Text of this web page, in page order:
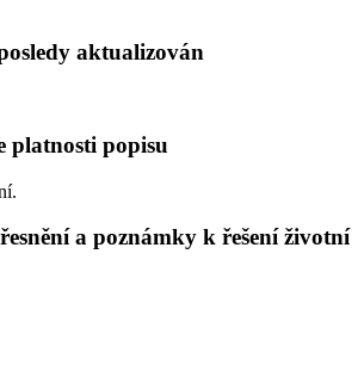
aktualizován
platnosti popisu
a poznámky k řešení životní